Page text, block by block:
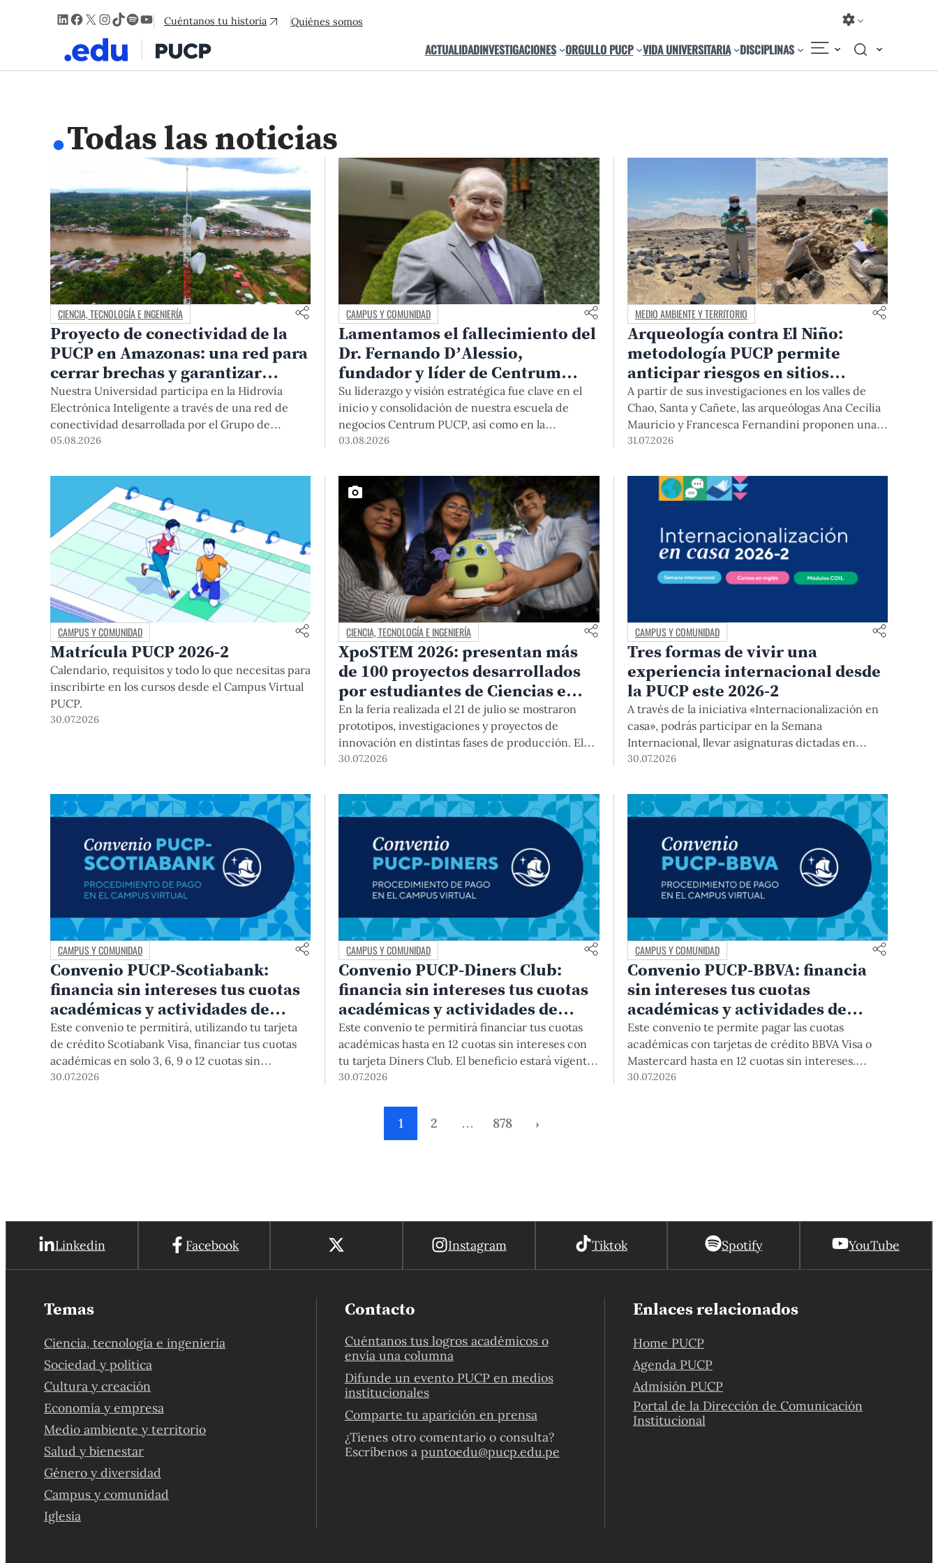
LinkedIn
Facebook
X Instagram
TikTok
Spotify
YouTube
Cuéntanos tu historia Quiénes somos
ACTUALIDADINVESTIGACIONES ORGULLO PUCP VIDA UNIVERSITARIA DISCIPLINAS
.Todas las noticias
CIENCIA, TECNOLOGÍA E INGENIERÍA
Proyecto de conectividad de la
PUCP en Amazonas: una red para
cerrar brechas y garantizar
derechos
Nuestra Universidad participa en la Hidrovía
Electrónica Inteligente a través de una red de
conectividad desarrollada por el Grupo de
Telecomunicaciones Rurales (GTR-PUCP) desde
desarrollo de esta red, sus aportes a la salud y la
educación de la zona, así como los alcances de la
intervención de la PUCP en el proyecto.
05.08.2026
CAMPUS Y COMUNIDAD
Lamentamos el fallecimiento del
Dr. Fernando D’Alessio,
fundador y líder de Centrum
PUCP
Su liderazgo y visión estratégica fue clave en el
inicio y consolidación de nuestra escuela de
negocios Centrum PUCP, así como en la
formación de profesionales empresariales
Universidad agradece el aporte del vicealmirante
AP (r) Dr. Fernando D'Alessio (1944-2026).
03.08.2026
MEDIO AMBIENTE Y TERRITORIO
Arqueología contra El Niño:
metodología PUCP permite
anticipar riesgos en sitios
arqueológicos
A partir de sus investigaciones en los valles de
Chao, Santa y Cañete, las arqueólogas Ana Cecilia
Mauricio y Francesca Fernandini proponen una
herramienta de bajo costo que combina datos
geográfica y trabajo de campo para identificar
sitios arqueológicos vulnerables ante lluvias,
asociados al fenómeno de El Niño.
31.07.2026
CAMPUS Y COMUNIDAD
Matrícula PUCP 2026-2
Calendario, requisitos y todo lo que necesitas para
inscribirte en los cursos desde el Campus Virtual
PUCP.
30.07.2026
CIENCIA, TECNOLOGÍA E INGENIERÍA
XpoSTEM 2026: presentan más
de 100 proyectos desarrollados
por estudiantes de Ciencias e
Ingeniería PUCP orientados a
atender necesidades del país
En la feria realizada el 21 de julio se mostraron
prototipos, investigaciones y proyectos de
innovación en distintas fases de producción. El
encuentro mostró cómo el conocimiento
concretos del Perú en salud, robótica,
inteligencia artificial, sostenibilidad y sectores
30.07.2026
CAMPUS Y COMUNIDAD
Tres formas de vivir una
experiencia internacional desde
la PUCP este 2026-2
A través de la iniciativa «Internacionalización en
casa», podrás participar en la Semana
Internacional, llevar asignaturas dictadas en
inglés, y acceder a módulos COIL junto con
extranjeras. La inscripción se realizará del 4 al 6
de agosto mediante el Campus Virtual, durante la
30.07.2026
CAMPUS Y COMUNIDAD
Convenio PUCP-Scotiabank:
financia sin intereses tus cuotas
académicas y actividades de
educación continua
Este convenio te permitirá, utilizando tu tarjeta
de crédito Scotiabank Visa, financiar tus cuotas
académicas en solo 3, 6, 9 o 12 cuotas sin
intereses. Este beneficio está vigente hasta el 31
30.07.2026
CAMPUS Y COMUNIDAD
Convenio PUCP-Diners Club:
financia sin intereses tus cuotas
académicas y actividades de
educación continua
Este convenio te permitirá financiar tus cuotas
académicas hasta en 12 cuotas sin intereses con
tu tarjeta Diners Club. El beneficio estará vigente
hasta el 31 de diciembre del 2026 para pregrado y
anteriores, trámites académicos, diplomaturas,
programas, cursos o talleres de educación
continua que se pagan con tarjeta de crédito
30.07.2026
CAMPUS Y COMUNIDAD
Convenio PUCP-BBVA: financia
sin intereses tus cuotas
académicas y actividades de
educación continua
Este convenio te permite pagar las cuotas
académicas con tarjetas de crédito BBVA Visa o
Mastercard hasta en 12 cuotas sin intereses.
Podrás acceder a esta forma de pago hasta el 31
30.07.2026
1 2 … 878 ›
Linkedin Facebook Instagram Tiktok Spotify YouTube
Temas
Ciencia, tecnología e ingeniería
Sociedad y política
Cultura y creación
Economía y empresa
Medio ambiente y territorio
Salud y bienestar
Género y diversidad
Campus y comunidad
Iglesia
Contacto
Cuéntanos tus logros académicos o
envía una columna
Difunde un evento PUCP en medios
institucionales
Comparte tu aparición en prensa
¿Tienes otro comentario o consulta?
Escríbenos a puntoedu@pucp.edu.pe
Enlaces relacionados
Home PUCP
Agenda PUCP
Admisión PUCP
Portal de la Dirección de Comunicación
Institucional